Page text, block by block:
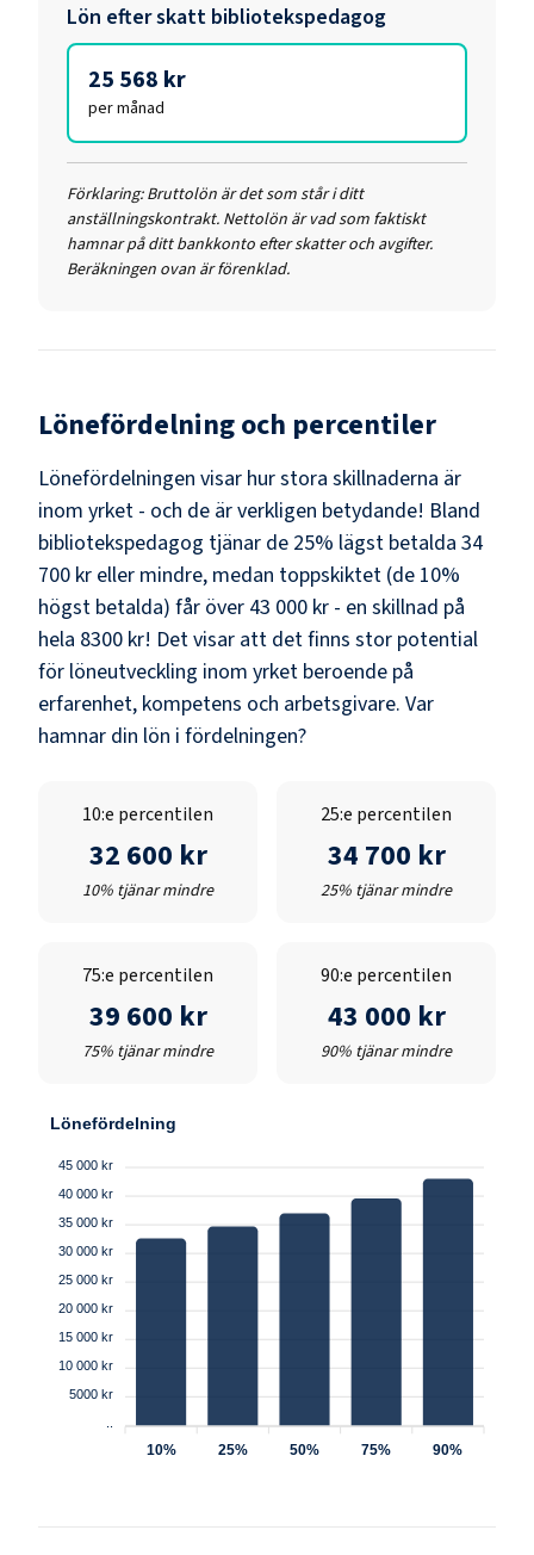
Lön efter skatt bibliotekspedagog
25 568 kr
per månad
Förklaring: Bruttolön är det som står i ditt
anställningskontrakt. Nettolön är vad som faktiskt
hamnar på ditt bankkonto efter skatter och avgifter.
Beräkningen ovan är förenklad.
Lönefördelning och percentiler
Lönefördelningen visar hur stora skillnaderna är
inom yrket - och de är verkligen betydande! Bland
bibliotekspedagog tjänar de 25% lägst betalda 34
700 kr eller mindre, medan toppskiktet (de 10%
högst betalda) får över 43 000 kr - en skillnad på
hela 8300 kr! Det visar att det finns stor potential
för löneutveckling inom yrket beroende på
erfarenhet, kompetens och arbetsgivare. Var
hamnar din lön i fördelningen?
10:e percentilen
32 600 kr
10% tjänar mindre
25:e percentilen
34 700 kr
25% tjänar mindre
75:e percentilen
39 600 kr
75% tjänar mindre
90:e percentilen
43 000 kr
90% tjänar mindre
Lönefördelning
45 000 kr
40 000 kr
35 000 kr
30 000 kr
25 000 kr
20 000 kr
15 000 kr
10 000 kr
5000 kr
10% 25% 50% 75% 90%